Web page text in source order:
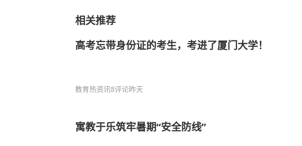
相关推荐
高考忘带身份证的考生，考进了厦门大学！
教育热资讯8评论昨天
寓教于乐筑牢暑期“安全防线”